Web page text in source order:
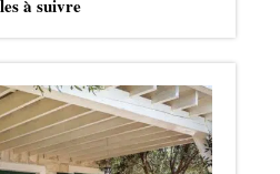
à suivre